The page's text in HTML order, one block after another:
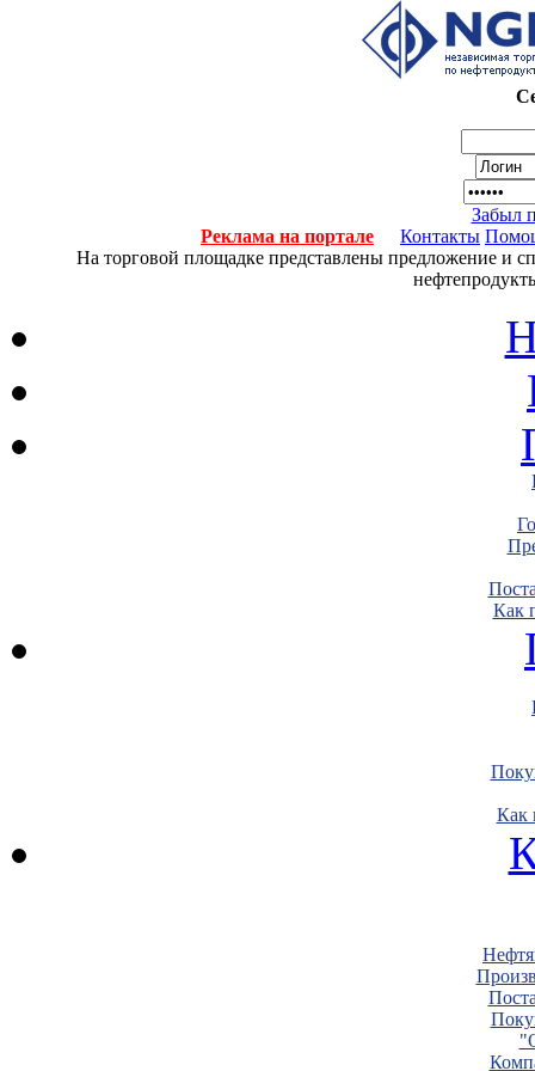
Забыл
Реклама на портале
Контакты
На торговой площадке представлены предложение и
Как
Как